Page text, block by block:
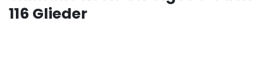
116 Glieder